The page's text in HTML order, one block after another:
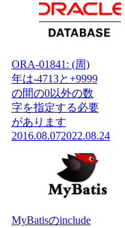
ORA-01841: (周)
年は-4713と+9999
の間の0以外の数
字を指定する必要
があります
2016.08.072022.08.24
MyBatisのinclude